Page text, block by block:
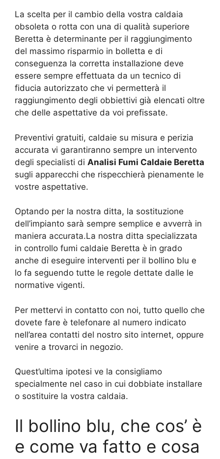
La scelta per il cambio della vostra caldaia
obsoleta o rotta con una di qualità superiore
Beretta è determinante per il raggiungimento
del massimo risparmio in bolletta e di
conseguenza la corretta installazione deve
essere sempre effettuata da un tecnico di
fiducia autorizzato che vi permetterà il
raggiungimento degli obbiettivi già elencati oltre
che delle aspettative da voi prefissate.
Preventivi gratuiti, caldaie su misura e perizia
accurata vi garantiranno sempre un intervento
degli specialisti di Analisi Fumi Caldaie Beretta
sugli apparecchi che rispecchierà pienamente le
vostre aspettative.
Optando per la nostra ditta, la sostituzione
dell’impianto sarà sempre semplice e avverrà in
maniera accurata.La nostra ditta specializzata
in controllo fumi caldaie Beretta è in grado
anche di eseguire interventi per il bollino blu e
lo fa seguendo tutte le regole dettate dalle le
normative vigenti.
Per mettervi in contatto con noi, tutto quello che
dovete fare è telefonare al numero indicato
nell’area contatti del nostro sito internet, oppure
venire a trovarci in negozio.
Quest’ultima ipotesi ve la consigliamo
specialmente nel caso in cui dobbiate installare
o sostituire la vostra caldaia.
Il bollino blu, che cos’ è
e come va fatto e cosa